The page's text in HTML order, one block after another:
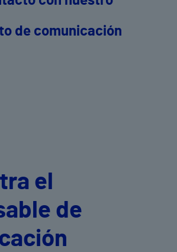
de comunicación
el
de